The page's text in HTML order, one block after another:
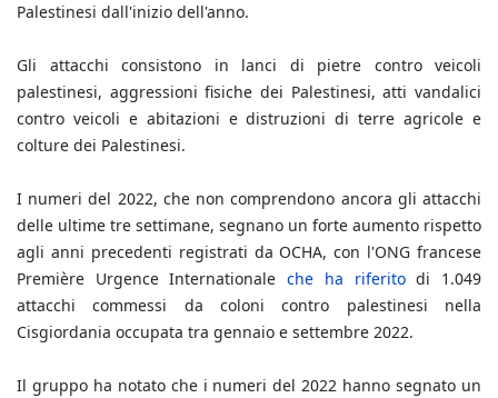
Palestinesi dall'inizio dell'anno.
Gli attacchi consistono in lanci di pietre contro veicoli
palestinesi, aggressioni fisiche dei Palestinesi, atti vandalici
contro veicoli e abitazioni e distruzioni di terre agricole e
colture dei Palestinesi.
I numeri del 2022, che non comprendono ancora gli attacchi
delle ultime tre settimane, segnano un forte aumento rispetto
agli anni precedenti registrati da OCHA, con l'ONG francese
Première Urgence Internationaleche ha riferitodi 1.049
attacchi commessi da coloni contro palestinesi nella
Cisgiordania occupata tra gennaio e settembre 2022.
Il gruppo ha notato che i numeri del 2022 hanno segnato un